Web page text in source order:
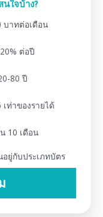
ใจบ้าง?
บาทต่อเดือน
ต่อปี
80 ปี
เท่าของรายได้
10 เดือน
ยู่กับประเภทบัตร